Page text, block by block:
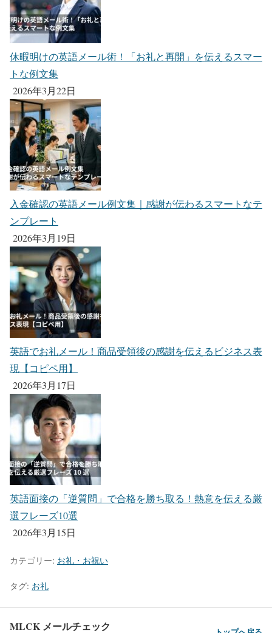
休暇明けの英語メール術！「お礼と再開」を伝えるスマー
トな例文集
2026年3月22日
入金確認の英語メール例文集｜感謝が伝わるスマートなテ
ンプレート
2026年3月19日
英語でお礼メール！商品受領後の感謝を伝えるビジネス表
現【コピペ用】
2026年3月17日
英語面接の「逆質問」で合格を勝ち取る！熱意を伝える厳
選フレーズ10選
2026年3月15日
カテゴリー: お礼・お祝い
タグ: お礼
MLCK メールチェック